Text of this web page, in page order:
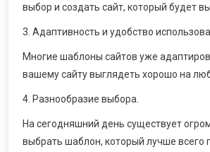
выбор и создать сайт, который будет
3. Адаптивность и удобство
Многие шаблоны сайтов уже
вашему сайту выглядеть хорошо на
4. Разнообразие выбора.
На сегодняшний день существует
выбрать шаблон, который лучше всего